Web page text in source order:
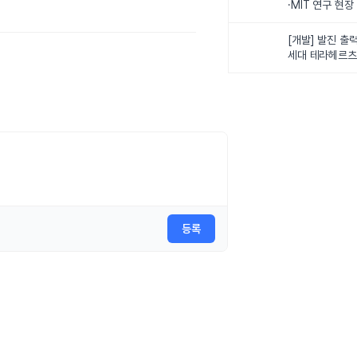
등록
·MIT 연구 현
화
[개발] 발진 출
세대 테라헤르